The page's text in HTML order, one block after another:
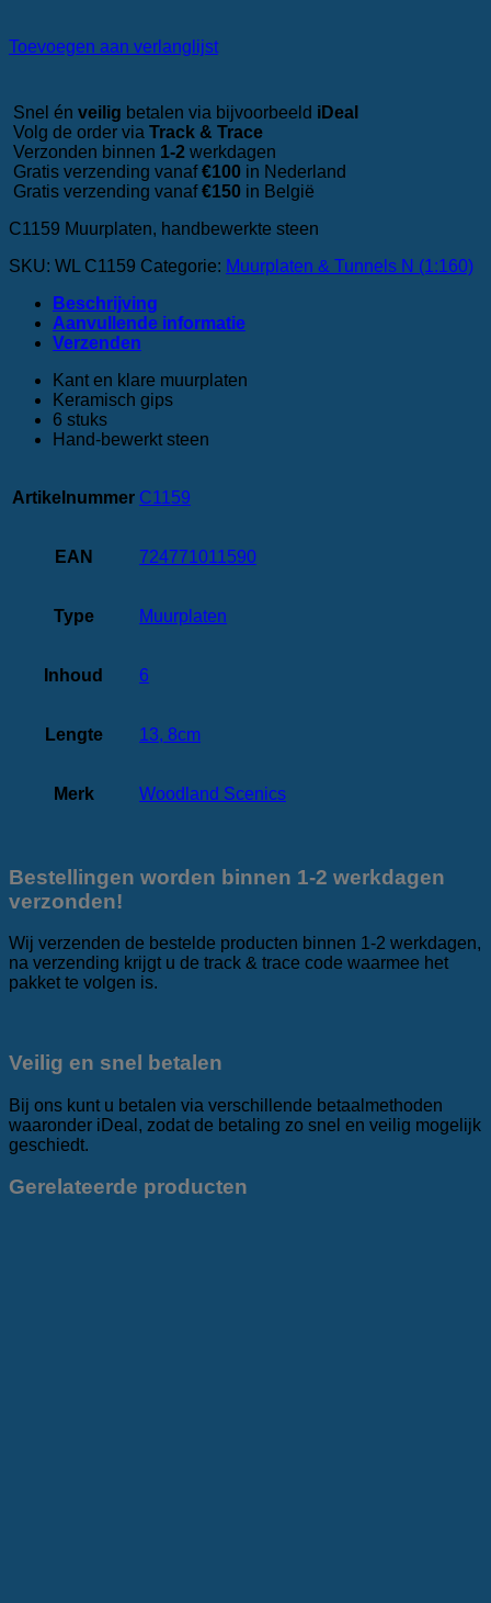
Toevoegen aan verlanglijst
Snel én veilig betalen via bijvoorbeeld iDeal
Volg de order via Track & Trace
Verzonden binnen 1-2 werkdagen
Gratis verzending vanaf€100 in Nederland
Gratis verzending vanaf€150 in België
C1159 Muurplaten, handbewerkte steen
SKU: WL C1159 Categorie: Muurplaten & Tunnels N (1:160)
Beschrijving
Aanvullende informatie
‎Verzenden
Kant en klare muurplaten
Keramisch gips
6 stuks
Hand-bewerkt steen
Artikelnummer C1159
EAN 724771011590
Type Muurplaten
Inhoud 6
Lengte 13, 8cm
Merk Woodland Scenics
Bestellingen worden binnen 1-2 werkdagen
verzonden!
Wij verzenden de bestelde producten binnen 1-2 werkdagen,
na verzending krijgt u de track & trace code waarmee het
pakket te volgen is.
Veilig en snel betalen
Bij ons kunt u betalen via verschillende betaalmethoden
waaronder iDeal, zodat de betaling zo snel en veilig mogelijk
geschiedt.
Gerelateerde producten